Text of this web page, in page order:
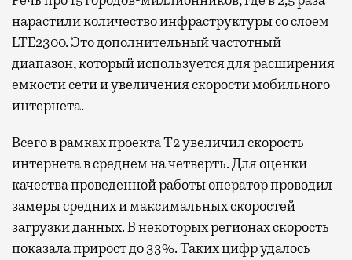
нарастили количество инфраструктуры со слоем
LTE2300. Это дополнительный частотный
диапазон, который используется для расширения
емкости сети и увеличения скорости мобильного
интернета.
Всего в рамках проекта Т2 увеличил скорость
интернета в среднем на четверть. Для оценки
качества проведенной работы оператор проводил
замеры средних и максимальных скоростей
загрузки данных. В некоторых регионах скорость
показала прирост до 33%. Таких цифр удалось